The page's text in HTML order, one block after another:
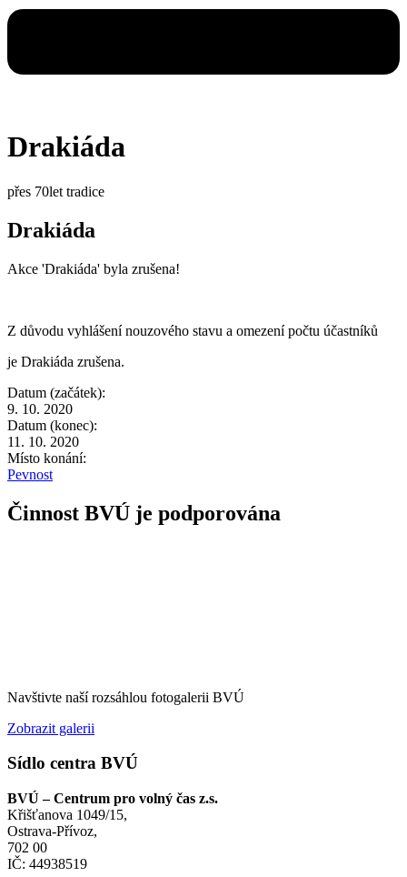
Drakiáda
přes 70let tradice
Drakiáda
Akce 'Drakiáda' byla zrušena!
Z důvodu vyhlášení nouzového stavu a omezení počtu účastníků
je Drakiáda zrušena.
Datum (začátek):
9. 10. 2020
Datum (konec):
11. 10. 2020
Místo konání:
Pevnost
Činnost BVÚ je podporována
Navštivte naší rozsáhlou fotogalerii BVÚ
Zobrazit galerii
Sídlo centra BVÚ
BVÚ – Centrum pro volný čas z.s.
Křišťanova 1049/15,
Ostrava-Přívoz,
702 00
IČ: 44938519